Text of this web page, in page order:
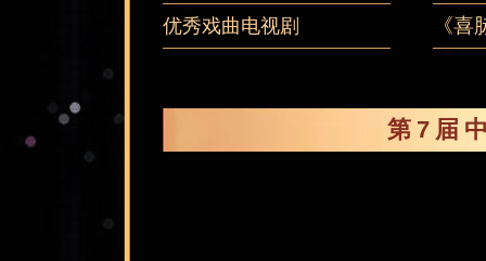
优秀戏曲电视剧 《
第7届